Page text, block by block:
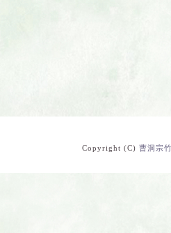
Copyright (C) 曹洞宗